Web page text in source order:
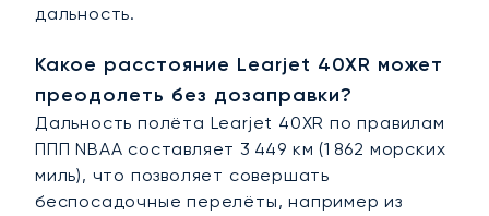
дальность.
Какое расстояние Learjet 40XR может
преодолеть без дозаправки?
Дальность полёта Learjet 40XR по правилам
ППП NBAA составляет 3 449 км (1 862 морских
миль), что позволяет совершать
беспосадочные перелёты, например из